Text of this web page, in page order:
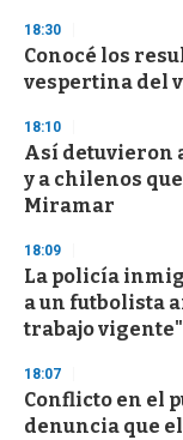
d
s
18:30
Conocé los
vespertina del
18:10
Así detuvieron
y a chilenos
Miramar
18:09
La policía
a un futbolista
trabajo vigente"
18:07
Conflicto en el
denuncia que